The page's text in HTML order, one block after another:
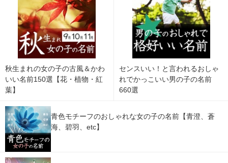
秋生まれの女の子の古風＆かわ
いい名前150選【花・植物・紅
葉】
センスいい！と言われるおしゃ
れでかっこいい男の子の名前
660選
青色モチーフのおしゃれな女の子の名前【青澄、蒼
海、碧羽、etc】